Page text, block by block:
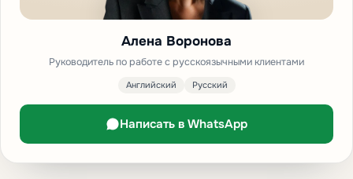
Алена Воронова
Руководитель по работе с русскоязычными клиентами
Английский Русский
Написать в WhatsApp